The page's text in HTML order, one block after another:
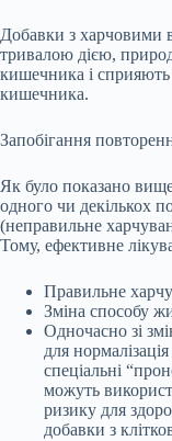
Добавки з харчовими
тривалою дією,
кишечника і сприяють
кишечника.
Запобігання
Як було показано
одного чи декількох
(неправильне
Тому, ефективне
Правильне
Зміна способу
Одночасно зі
для
спеціальні
можуть
ризику для
добавки з